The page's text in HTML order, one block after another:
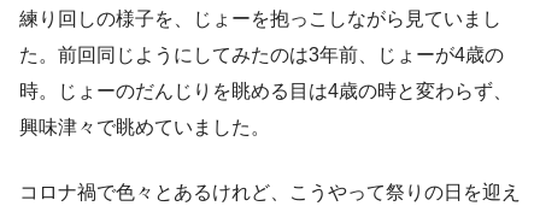
練り回しの様子を、じょーを抱っこしながら見ていまし
た。前回同じようにしてみたのは3年前、じょーが4歳の
時。じょーのだんじりを眺める目は4歳の時と変わらず、
興味津々で眺めていました。
コロナ禍で色々とあるけれど、こうやって祭りの日を迎え